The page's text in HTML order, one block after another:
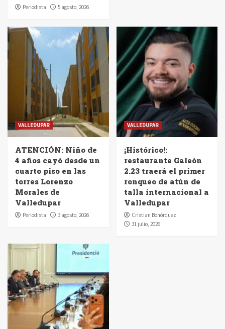
Periodista 5 agosto, 2026
VALLEDUPAR
ATENCIÓN: Niño de
4 años cayó desde un
cuarto piso en las
torres Lorenzo
Morales de
Valledupar
Periodista 3 agosto, 2026
VALLEDUPAR
¡Histórico!:
restaurante Galeón
2.23 traerá el primer
ronqueo de atún de
talla internacional a
Valledupar
Cristian Bohórquez
31 julio, 2026